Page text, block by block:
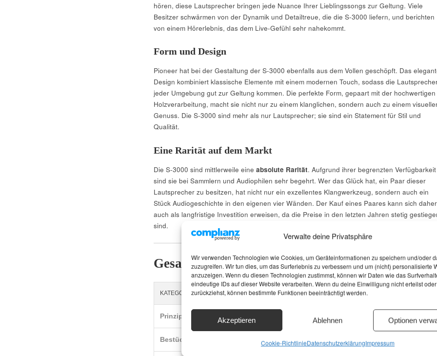
Verwalte deine Privatsphäre
Wir verwenden Technologien wie Cookies, um Geräteinformationen zu speichern und/oder
zuzugreifen. Wir tun dies, um das Surferlebnis zu verbessern und um (nicht) personalisierte
anzuzeigen. Wenn du diesen Technologien zustimmst, können wir Daten wie das
eindeutige IDs auf dieser Website verarbeiten. Wenn du deine Einwilligung nicht erteilst oder
zurückziehst, können bestimmte Funktionen beeinträchtigt werden.
Akzeptieren Ablehnen Optionen
Cookie-RichtlinieDatenschutzerklärungImpressum
hören, diese Lautsprecher bringen jede Nuance Ihrer Lieblingssongs zur Geltung. Viele
Besitzer schwärmen von der Dynamik und Detailtreue, die die S-3000 liefern, und berichten
von einem Hörerlebnis, das dem Live-Gefühl sehr nahekommt.
Form und Design
Pioneer hat bei der Gestaltung der S-3000 ebenfalls aus dem Vollen geschöpft. Das
Design kombiniert klassische Elemente mit einem modernen Touch, sodass die
jeder Umgebung gut zur Geltung kommen. Die perfekte Form, gepaart mit der hochwertigen
Holzverarbeitung, macht sie nicht nur zu einem klanglichen, sondern auch zu einem
Genuss. Die S-3000 sind mehr als nur Lautsprecher; sie sind ein Statement für Stil und
Qualität.
Eine Rarität auf dem Markt
Die S-3000 sind mittlerweile eine absolute Rarität. Aufgrund ihrer begrenzten Verfügbarkeit
sind sie bei Sammlern und Audiophilen sehr begehrt. Wer das Glück hat, ein Paar dieser
Lautsprecher zu besitzen, hat nicht nur ein exzellentes Klangwerkzeug, sondern auch ein
Stück Audiogeschichte in den eigenen vier Wänden. Der Kauf eines Paares kann sich daher
auch als langfristige Investition erweisen, da die Preise in den letzten Jahren stetig
sind.
Gesamttabelle – Pioneer S-3000
KATEGORIE MERKMAL DATEN / BESCHREIBUNG
Prinzip 3-Wege, 3 Lautsprecher, Bassreflex
Bestückung Bass Tieftöner 30 cm Konus-Chassis